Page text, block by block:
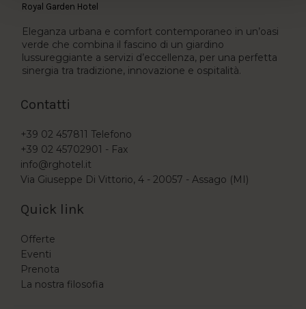
Royal Garden Hotel
Eleganza urbana e comfort contemporaneo in un’oasi
verde che combina il fascino di un giardino
lussureggiante a servizi d’eccellenza, per una perfetta
sinergia tra tradizione, innovazione e ospitalità.
Contatti
+39 02 457811 Telefono
+39 02 45702901 - Fax
info@rghotel.it
Via Giuseppe Di Vittorio, 4 - 20057 - Assago (MI)
Quick link
Offerte
Eventi
Prenota
La nostra filosofia